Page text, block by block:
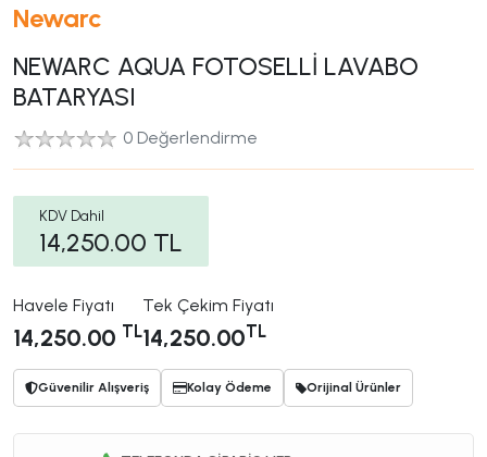
Newarc
NEWARC AQUA FOTOSELLİ LAVABO
BATARYASI
0 Değerlendirme
KDV Dahil
14,250.00 TL
Havele Fiyatı
14,250.00 TL
Tek Çekim Fiyatı
14,250.00TL
Güvenilir Alışveriş Kolay Ödeme Orijinal Ürünler